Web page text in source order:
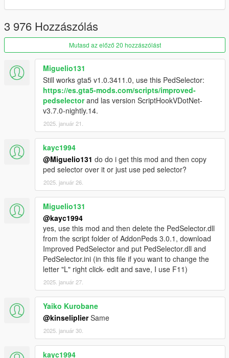
Credits
Leo 'Meth0d' -http://meth0d.org
3 976 Hozzászólás
Mutasd az előző 20 hozzászólást
Miguelio131
Still works gta5 v1.0.3411.0, use this PedSelector:
https://es.gta5-mods.com/scripts/improved-
pedselectorand las version ScriptHookVDotNet-
v3.7.0-nightly.14.
2025. január 21.
kayc1994
@Miguelio131 do do i get this mod and then copy
ped selector over it or just use ped selector?
2025. január 26.
Miguelio131
@kayc1994
yes, use this mod and then delete the PedSelector.dll
from the script folder of AddonPeds 3.0.1, download
Improved PedSelector and put PedSelector.dll and
PedSelector.ini (in this file if you want to change the
letter "L" right click- edit and save, I use F11)
2025. január 27.
Yaiko Kurobane
@kinseliplierSame
2025. január 30.
kayc1994